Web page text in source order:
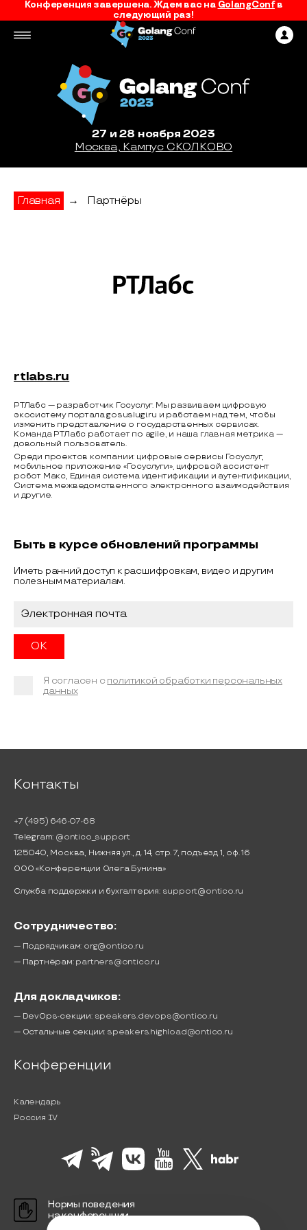
Конференция завершена. Ждем вас на GolangConfв
следующий раз!
27 и 28 ноября 2023
Москва, Кампус СКОЛКОВО
Главная → Партнёры
rtlabs.ru
РТЛабс — разработчик Госуслуг. Мы развиваем цифровую
экосистему портала gosuslugi.ru и работаем над тем, чтобы
изменить представление о государственных сервисах.
Команда РТЛабс работает по agile, и наша главная метрика —
довольный пользователь.
Среди проектов компании: цифровые сервисы Госуслуг,
мобильное приложение «Госуслуги», цифровой ассистент
робот Макс, Единая система идентификации и аутентификации,
Система межведомственного электронного взаимодействия
и другие.
Быть в курсе обновлений программы
Иметь ранний доступ к расшифровкам, видео и другим
полезным материалам.
Я согласен с политикой обработки персональных
данных
Контакты
+7 (495) 646-07-68
Telegram: @ontico_support
125040, Москва, Нижняя ул., д. 14, стр. 7, подъезд 1, оф. 16
ООО «Конференции Олега Бунина»
Служба поддержки и бухгалтерия: support@ontico.ru
Сотрудничество:
— Подрядчикам: org@ontico.ru
— Партнёрам: partners@ontico.ru
Для докладчиков:
— DevOps-секции: speakers.devops@ontico.ru
— Остальные секции: speakers.highload@ontico.ru
Конференции
Календарь
Россия IV
Нормы поведения
на конференции